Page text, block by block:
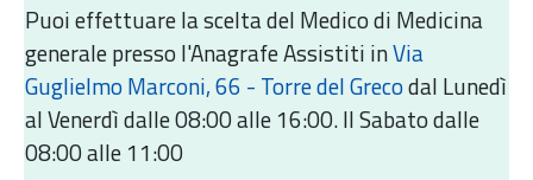
Puoi effettuare la scelta del Medico di Medicina
generale presso l'Anagrafe Assistiti inVia
Guglielmo Marconi, 66 - Torre del Grecodal Lunedì
al Venerdì dalle 08:00 alle 16:00. Il Sabato dalle
08:00 alle 11:00